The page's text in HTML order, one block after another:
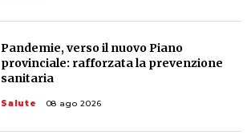
Pandemie, verso il nuovo Piano
provinciale: rafforzata la prevenzione
sanitaria
Salute 08 ago 2026